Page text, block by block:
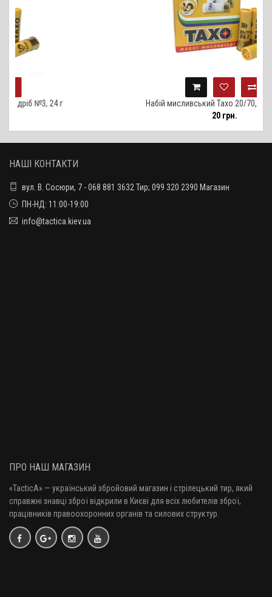
Набій мисливський Тахо 20/70, дріб №2, 24 г
НАШІ КОНТАКТИ
вул. В. Сосюри, 7 - 068 881 3632 Тир; 099 320 2390 Магазин
ПН-НД: 11:00-19:00
info@tactica.kiev.ua
ПРО НАШ МАГАЗИН
«TacticA» — український збройовий магазин і стрілецький тир, який
справжні знавці зброї відкрили в Києві для всіх любителів зброї,
працівників правоохоронних органів та силових структур.